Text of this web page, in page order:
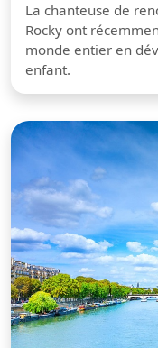
La chanteuse de
Rocky ont
monde entier en
enfant.